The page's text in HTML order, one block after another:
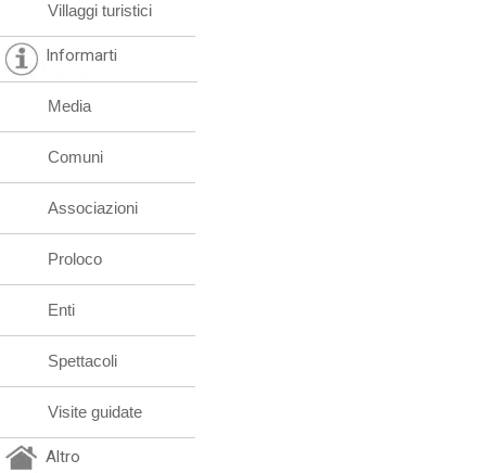
Villaggi turistici
Informarti
Media
Comuni
Associazioni
Proloco
Enti
Spettacoli
Visite guidate
Altro